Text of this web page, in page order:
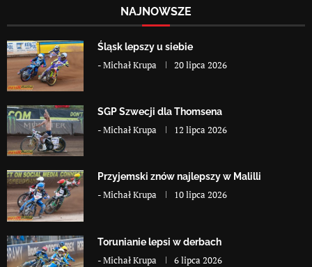
NAJNOWSZE
Śląsk lepszy u siebie
-Michał Krupa 20 lipca 2026
SGP Szwecji dla Thomsena
-Michał Krupa 12 lipca 2026
Przyjemski znów najlepszy w Malilli
-Michał Krupa 10 lipca 2026
Torunianie lepsi w derbach
-Michał Krupa 6 lipca 2026